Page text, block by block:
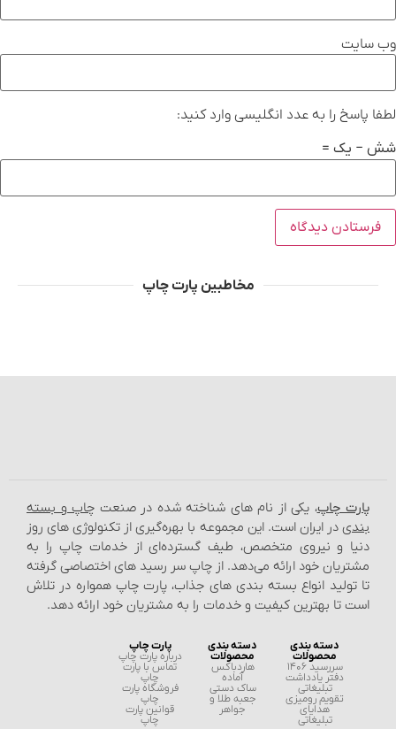
وب‌ سایت
لطفا پاسخ را به عدد انگلیسی وارد کنید:
شش − یک =
مخاطبین پارت چاپ
پارت چاپ، یکی از نام‌ های شناخته شده در صنعت چاپ و بسته‌
بندی در ایران است. این مجموعه با بهره‌گیری از تکنولوژی‌ های روز
دنیا و نیروی متخصص، طیف گسترده‌ای از خدمات چاپ را به
مشتریان خود ارائه می‌دهد. از چاپ سر رسید های اختصاصی گرفته
تا تولید انواع بسته‌ بندی‌ های جذاب، پارت چاپ همواره در تلاش
است تا بهترین کیفیت و خدمات را به مشتریان خود ارائه دهد.
دسته بندی
محصولات
سررسید 1406
دفتر یادداشت
تبلیغاتی
تقویم رومیزی
هدایای
تبلیغاتی
دسته بندی
محصولات
هاردباکس
آماده
ساک دستی
جعبه طلا و
جواهر
پارت چاپ
درباره پارت چاپ
تماس با پارت
چاپ
فروشگاه پارت
چاپ
قوانین پارت
چاپ